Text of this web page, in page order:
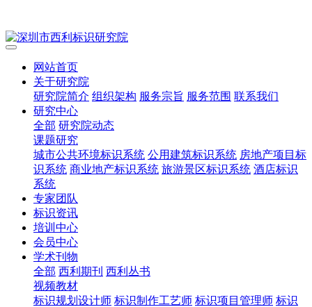
网站首页
关于研究院
研究院简介 组织架构 服务宗旨 服务范围 联系我们
研究中心
全部 研究院动态
课题研究
城市公共环境标识系统 公用建筑标识系统 房地产项目标
识系统 商业地产标识系统 旅游景区标识系统 酒店标识
系统
专家团队
标识资讯
培训中心
会员中心
学术刊物
全部 西利期刊 西利丛书
视频教材
标识规划设计师 标识制作工艺师 标识项目管理师 标识